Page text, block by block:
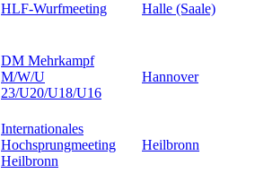
HLF-Wurfmeeting Halle (Saale)
DM Mehrkampf
M/W/U
23/U20/U18/U16
Hannover
Internationales
Hochsprungmeeting
Heilbronn
Heilbronn